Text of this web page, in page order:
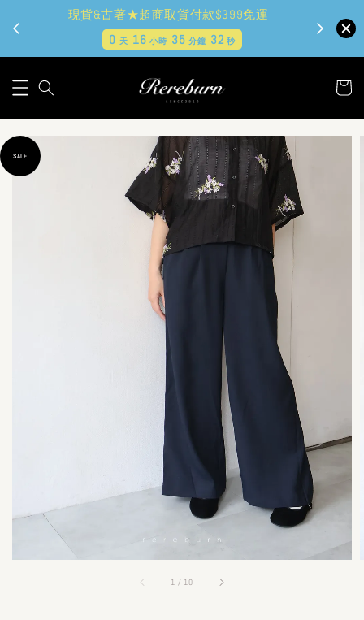
現貨&古著★超商取貨付款$399免運
0 天 16 小時 35 分鐘 30秒
1 / 10
SALE